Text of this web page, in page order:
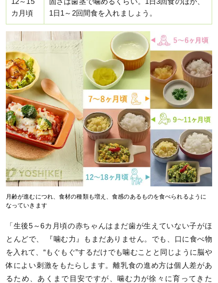
カ月頃
1日1～2回間食を入れましょう。
月齢が進むにつれ、食材の種類も増え、食感のあるものを食べられるように
なっていきます
「生後5～6カ月頃の赤ちゃんはまだ歯が生えていない子がほ
とんどで、 『噛む力』もまだありません。でも、口に食べ物
を入れて、“もぐもぐ”するだけでも噛むことと同じように脳や
体によい刺激をもたらします。離乳食の進め方は個人差があ
るため、あくまで目安ですが、噛む力が徐々に育ってきた